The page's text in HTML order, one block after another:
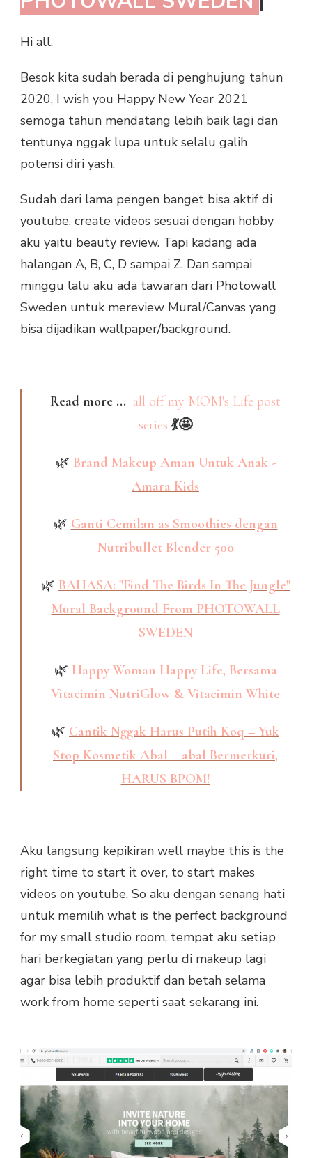
Hi all,
Besok kita sudah berada di penghujung tahun
2020, I wish you Happy New Year 2021
semoga tahun mendatang lebih baik lagi dan
tentunya nggak lupa untuk selalu galih
potensi diri yash.
Sudah dari lama pengen banget bisa aktif di
youtube, create videos sesuai dengan hobby
aku yaitu beauty review. Tapi kadang ada
halangan A, B, C, D sampai Z. Dan sampai
minggu lalu aku ada tawaran dari Photowall
Sweden untuk mereview Mural/Canvas yang
bisa dijadikan wallpaper/background.
Read more ... all off my MOM's Life post
series 💃🤩
🌿 Brand Makeup Aman Untuk Anak -
Amara Kids
🌿 Ganti Cemilan as Smoothies dengan
Nutribullet Blender 500
🌿 BAHASA: "Find The Birds In The Jungle"
Mural Background From PHOTOWALL
SWEDEN
🌿 Happy Woman Happy Life, Bersama
Vitacimin NutriGlow & Vitacimin White
🌿 Cantik Nggak Harus Putih Koq – Yuk
Stop Kosmetik Abal – abal Bermerkuri,
HARUS BPOM!
Aku langsung kepikiran well maybe this is the
right time to start it over, to start makes
videos on youtube. So aku dengan senang hati
untuk memilih what is the perfect background
for my small studio room, tempat aku setiap
hari berkegiatan yang perlu di makeup lagi
agar bisa lebih produktif dan betah selama
work from home seperti saat sekarang ini.